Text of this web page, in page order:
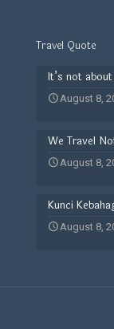
Travel Quote
It’s not
August 8,
We Travel
August 8,
Kunci
August 8,